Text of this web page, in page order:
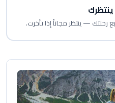
رحلتك — ينتظر مجاناً إذا تأخرت.